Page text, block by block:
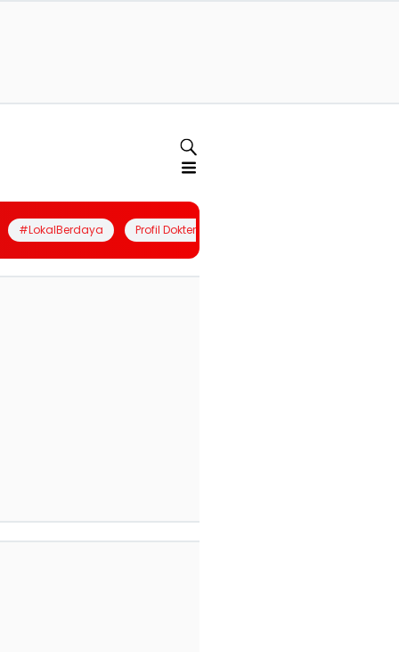
#LokalBerdaya Profil Dokter